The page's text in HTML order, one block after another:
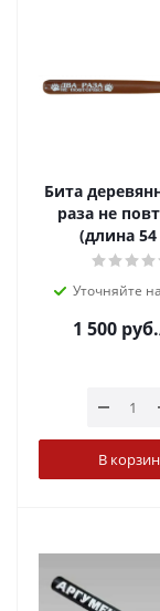
Бита
раза не
(длина
Уточняйте
1 500руб.
В